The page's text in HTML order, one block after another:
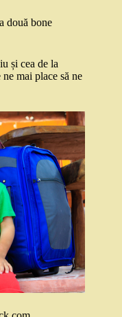
două bone
și cea de la
mai place să ne